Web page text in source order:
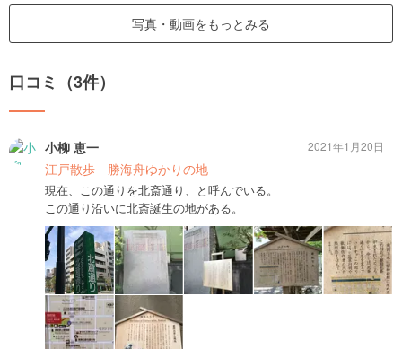
写真・動画をもっとみる
口コミ（3件）
小柳 恵一
江戸散歩 勝海舟ゆかりの地
現在、この通りを北斎通り、と呼んでいる。
この通り沿いに北斎誕生の地がある。
2021年1月20日